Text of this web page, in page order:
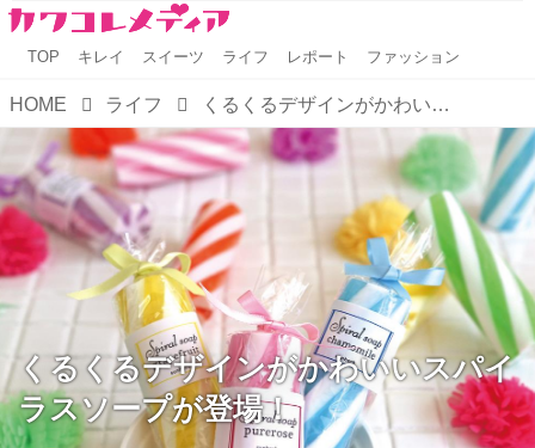
TOP キレイ スイーツ ライフ レポート ファッション
HOME ライフ くるくるデザインがかわいいスパイラスソープが登場！
くるくるデザインがかわいいスパイ
ラスソープが登場！